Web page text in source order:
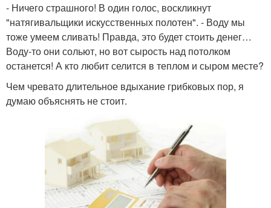
- Ничего страшного! В один голос, воскликнут
"натягивальщики искусственных полотен". - Воду мы
тоже умеем сливать! Правда, это будет стоить денег…
Воду-то они сольют, но вот сырость над потолком
останется! А кто любит селится в теплом и сыром месте?
Чем чревато длительное вдыхание грибковых пор, я
думаю объяснять не стоит.